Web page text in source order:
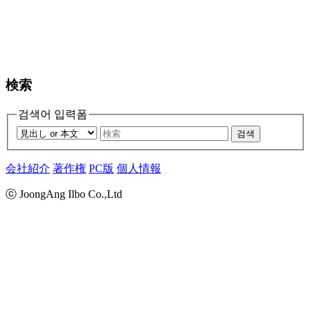
検索
검색어 입력폼
검색
会社紹介 著作権 PC版 個人情報
ⓒ JoongAng Ilbo Co.,Ltd